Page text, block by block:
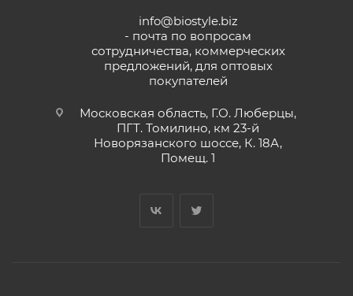
info@biostyle.biz
- почта по вопросам
сотрудничества, коммерческих
предложений, для оптовых
покупателей
Московская область, Г.О. Люберцы,
ПГТ. Томилино, км 23-й
Новорязанского шоссе, К. 18А,
Помещ. 1